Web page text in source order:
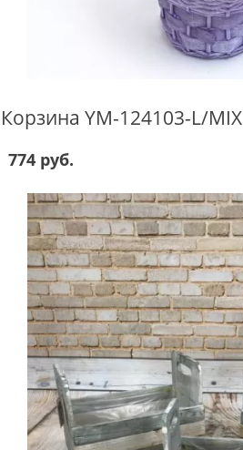
Корзина YM-124103-L/MIX
774 руб.